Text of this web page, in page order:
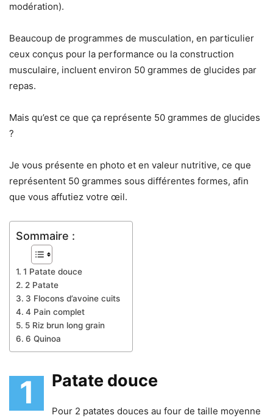
modération).
Beaucoup de programmes de musculation, en particulier
ceux conçus pour la performance ou la construction
musculaire, incluent environ 50 grammes de glucides par
repas.
Mais qu’est ce que ça représente 50 grammes de glucides
?
Je vous présente en photo et en valeur nutritive, ce que
représentent 50 grammes sous différentes formes, afin
que vous affutiez votre œil.
Sommaire :
1 Patate douce
2 Patate
3 Flocons d’avoine cuits
4 Pain complet
5 Riz brun long grain
6 Quinoa
1 Patate douce
Pour 2 patates douces au four de taille moyenne